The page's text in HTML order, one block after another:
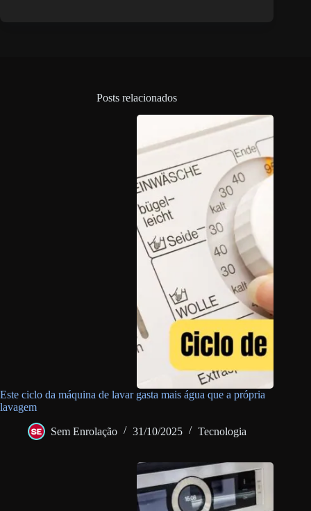
Posts relacionados
Este ciclo da máquina de lavar gasta mais água que a própria
lavagem
Sem Enrolação 31/10/2025 Tecnologia